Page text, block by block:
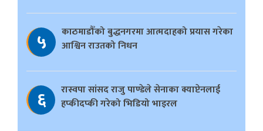
५
काठमाडौँको बुद्धनगरमा आत्मदाहको प्रयास गरेका
आश्विन राउतको निधन
६
रास्वपा सांसद राजु पाण्डेले सेनाका क्याप्टेनलाई
हप्कीदप्की गरेको भिडियो भाइरल